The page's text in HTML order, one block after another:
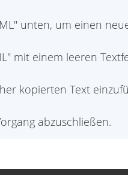
unten, um einen
mit einem leeren
kopierten Text
abzuschließen.